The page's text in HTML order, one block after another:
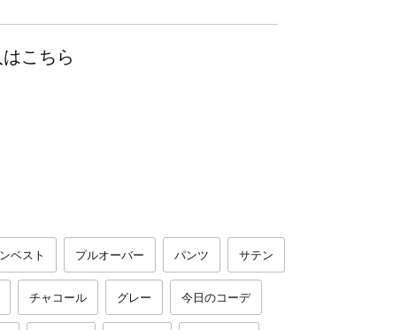
こちら
ベスト プルオーバー パンツ サテン
チャコール グレー 今日のコーデ